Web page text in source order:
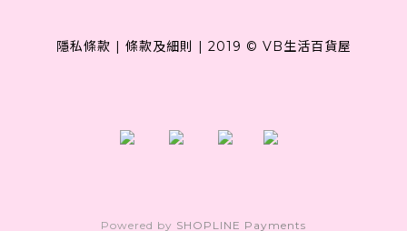
隱私條款 | 條款及細則 | 2019 © VB生活百貨屋
Powered by SHOPLINE Payments